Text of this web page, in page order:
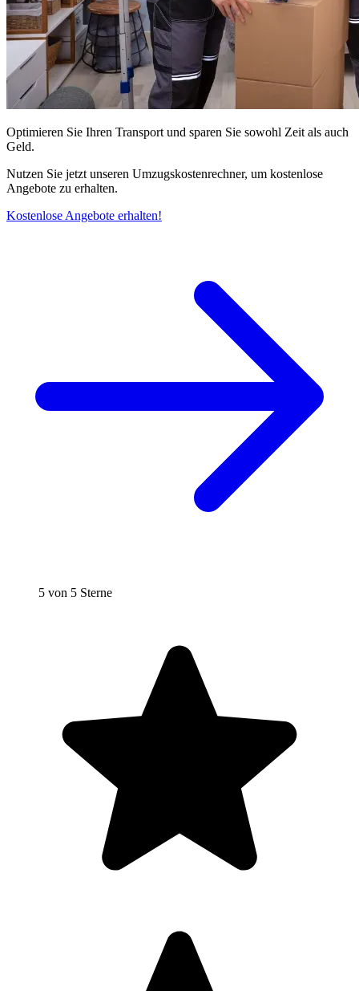
Optimieren Sie Ihren Transport und sparen Sie sowohl Zeit als auch
Geld.
Nutzen Sie jetzt unseren Umzugskostenrechner, um kostenlose
Angebote zu erhalten.
Kostenlose Angebote erhalten!
5 von 5 Sterne